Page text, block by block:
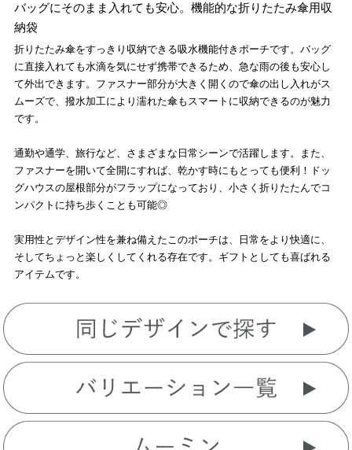
バッグにそのまま入れても安心。機能的な折りたたみ傘用収
納袋
折りたたみ傘をすっきり収納できる吸水機能付きポーチです。バッグ
に直接入れても水滴を気にせず携帯できるため、急な雨の後も安心し
て外出できます。ファスナー部分が大きく開くので傘の出し入れがス
ムーズで、撥水加工により濡れた傘もスマートに収納できるのが魅力
です。
通勤や通学、旅行など、さまざまな日常シーンで活躍します。また、
ファスナーを開いて全開にすれば、乾かす時にもとっても便利！ドッ
グハウスの屋根部分がフラップになっており、小さく折りたたんでコ
ンパクトに持ち歩くことも可能◎
実用性とデザイン性を兼ね備えたこのポーチは、日常をより快適に、
そしてちょっと楽しくしてくれる存在です。ギフトとしても喜ばれる
アイテムです。